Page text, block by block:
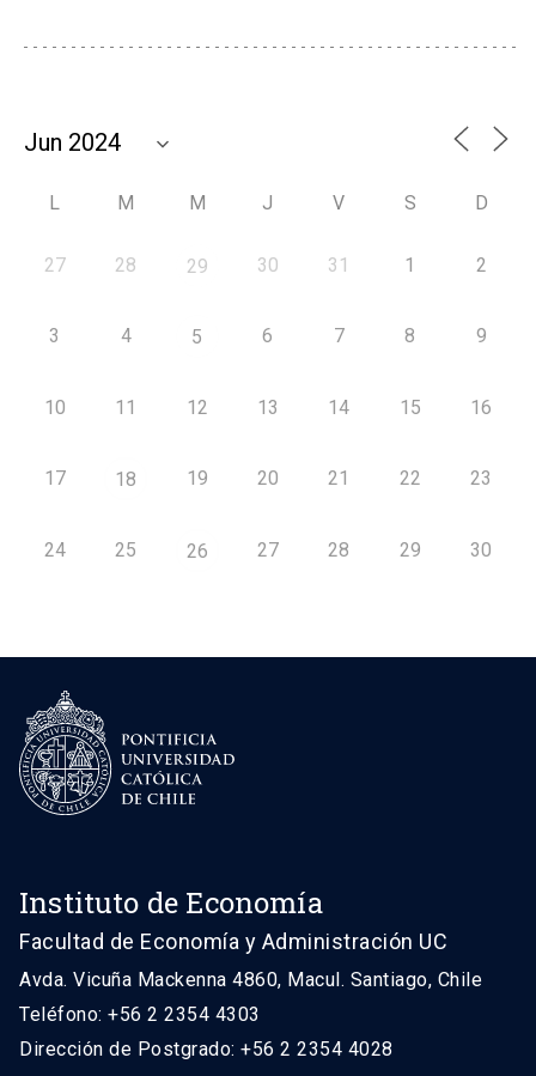
L M M J V S D
27 28 29 30 31 1 2
3 4 5 6 7 8 9
10 11 12 13 14 15 16
17 18 19 20 21 22 23
24 25 26 27 28 29 30
Instituto de Economía
Facultad de Economía y Administración UC
Avda. Vicuña Mackenna 4860, Macul. Santiago, Chile
Teléfono: +56 2 2354 4303
Dirección de Postgrado: +56 2 2354 4028